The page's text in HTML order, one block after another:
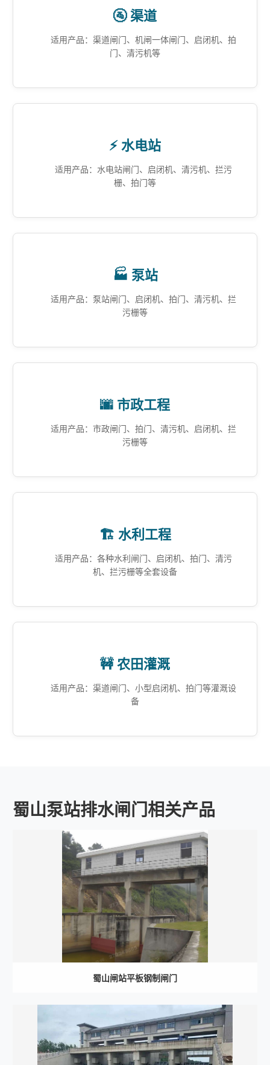
🚰 渠道
适用产品：渠道闸门、机闸一体闸门、启闭机、拍
门、清污机等
⚡ 水电站
适用产品：水电站闸门、启闭机、清污机、拦污
栅、拍门等
🏭 泵站
适用产品：泵站闸门、启闭机、拍门、清污机、拦
污栅等
🌆 市政工程
适用产品：市政闸门、拍门、清污机、启闭机、拦
污栅等
🏗️ 水利工程
适用产品：各种水利闸门、启闭机、拍门、清污
机、拦污栅等全套设备
🚧 农田灌溉
适用产品：渠道闸门、小型启闭机、拍门等灌溉设
备
蜀山泵站排水闸门相关产品
蜀山闸站平板钢制闸门